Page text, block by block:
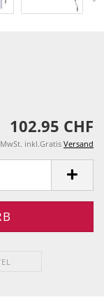
102.95 CHF
inkl.Gratis Versand